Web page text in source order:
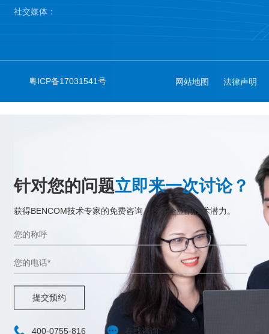
社交媒体：
粤ICP备17031541号 网站地图 法律声明
针对您的问题立即来一次讨论？
获得BENCOM技术专家的免费咨询，挖掘企业的技术潜力。
提交预约
400-0755-816 在线咨询